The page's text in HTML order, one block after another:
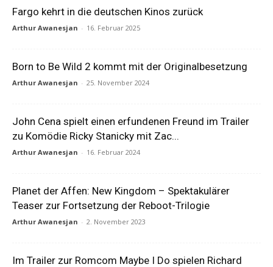
Fargo kehrt in die deutschen Kinos zurück
Arthur Awanesjan - 16. Februar 2025
Born to Be Wild 2 kommt mit der Originalbesetzung
Arthur Awanesjan - 25. November 2024
John Cena spielt einen erfundenen Freund im Trailer
zu Komödie Ricky Stanicky mit Zac...
Arthur Awanesjan - 16. Februar 2024
Planet der Affen: New Kingdom – Spektakulärer
Teaser zur Fortsetzung der Reboot-Trilogie
Arthur Awanesjan - 2. November 2023
Im Trailer zur Romcom Maybe I Do spielen Richard